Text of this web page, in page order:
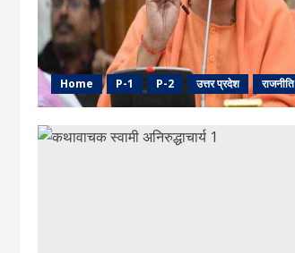
Home P-1 P-2 उत्तर प्रदेश राजनीति